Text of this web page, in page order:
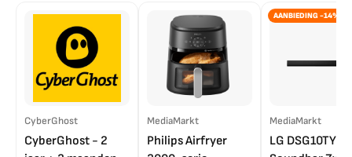
CyberGhost
CyberGhost - 2
MediaMarkt
Philips Airfryer
AANBIEDING -14%
MediaMarkt
LG DSG10TY